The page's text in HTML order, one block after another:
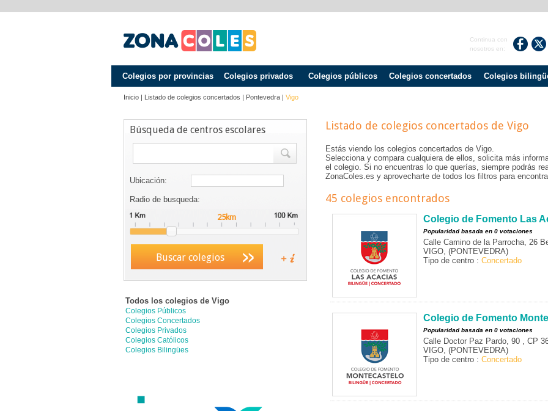
Continua con
nosotros en:
Colegios por provincias Colegios privados Colegios públicos Colegios concertados Colegios
Inicio | Listado de colegios concertados | Pontevedra | Vigo
Búsqueda de centros escolares
Ubicación:
Radio de busqueda:
Buscar colegios
Todos los colegios de Vigo
Colegios Públicos
Colegios Concertados
Colegios Privados
Colegios Católicos
Colegios Bilingües
Listado de colegios concertados de Vigo
Estás viendo los colegios concertados de Vigo.
Selecciona y compara cualquiera de ellos, solicita más
el colegio. Si no encuentras lo que querías, siempre podrás
ZonaColes.es y aprovecharte de todos los filtros para
45 colegios encontrados
Colegio de Fomento Las
Popularidad basada en 0 votaciones
Calle Camino de la Parrocha, 26
VIGO, (PONTEVEDRA)
Tipo de centro : Concertado
Colegio de Fomento
Popularidad basada en 0 votaciones
Calle Doctor Paz Pardo, 90 , CP
VIGO, (PONTEVEDRA)
Tipo de centro : Concertado